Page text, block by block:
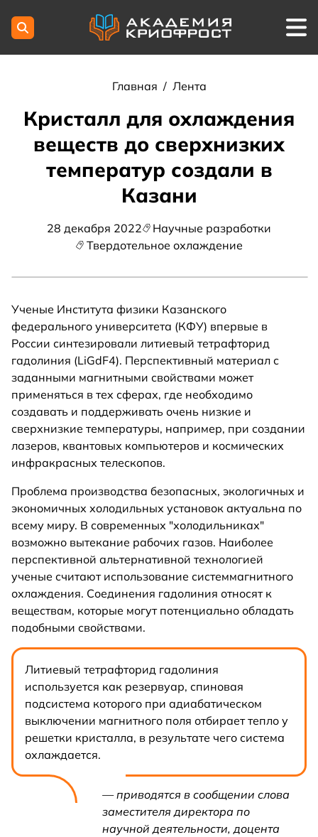
Главная / Лента
Кристалл для охлаждения
веществ до сверхнизких
температур создали в
Казани
28 декабря 2022
Научные разработки
Твердотельное охлаждение
Ученые Института физики Казанского
федерального университета (КФУ) впервые в
России синтезировали литиевый тетрафторид
гадолиния (LiGdF4). Перспективный материал с
заданными магнитными свойствами может
применяться в тех сферах, где необходимо
создавать и поддерживать очень низкие и
сверхнизкие температуры, например, при создании
лазеров, квантовых компьютеров и космических
инфракрасных телескопов.
Проблема производства безопасных, экологичных и
экономичных холодильных установок актуальна по
всему миру. В современных "холодильниках"
возможно вытекание рабочих газов. Наиболее
перспективной альтернативной технологией
ученые считают использование системмагнитного
охлаждения. Соединения гадолиния относят к
веществам, которые могут потенциально обладать
подобными свойствами.
Литиевый тетрафторид гадолиния
используется как резервуар, спиновая
подсистема которого при адиабатическом
выключении магнитного поля отбирает тепло у
решетки кристалла, в результате чего система
охлаждается.
— приводятся в сообщении слова
заместителя директора по
научной деятельности, доцента